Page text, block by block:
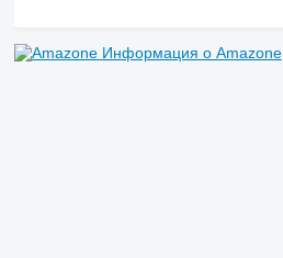
Информация о Amazone